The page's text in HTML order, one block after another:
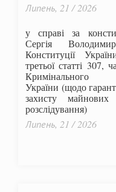
Липень, 21 / 2026
у справі за
Сергія
Конституції
третьої статті 307,
Кримінального
України (щодо
захисту
розслідування)
Липень, 21 / 2026